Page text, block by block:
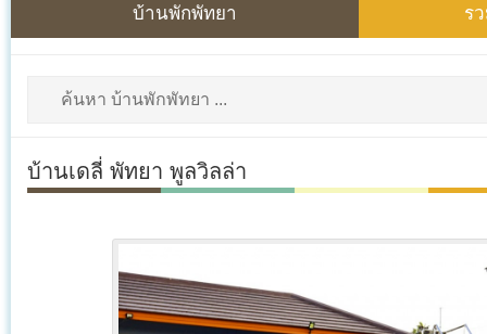
บ้านพักพัทยา ร
บ้านเดลี่ พัทยา พูลวิลล่า